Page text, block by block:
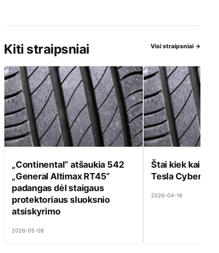
Kiti straipsniai Visi straipsniai →
„Continental“ atšaukia 542
„General Altimax RT45“
padangas dėl staigaus
protektoriaus sluoksnio
atsiskyrimo
2026-05-08
Štai kiek
Tesla
2026-04-19